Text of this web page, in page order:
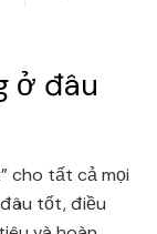
ở đâu
cho tất cả mọi
tốt, điều